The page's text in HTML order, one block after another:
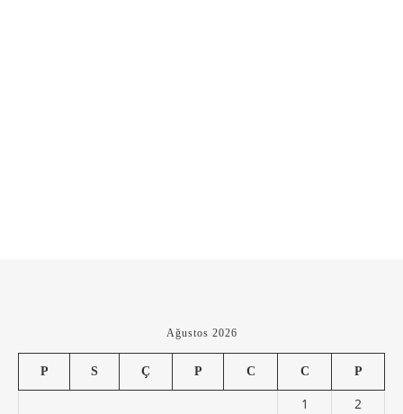
Ağustos 2026
P S Ç P C C P
1
2